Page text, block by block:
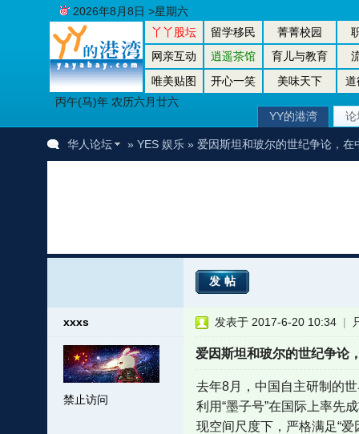
丫丫股坛 留学移民 菁菁校园
网亲互动
逍遥茶馆 育儿与教育
唯美贴图
开心一笑 美味天下
道
丙午(马)年 农历六月廿六
2026年8月8日 >星期六
YY的港湾 论
华人论坛 » YES 娱乐» 爱因斯坦和玻尔的世纪争论，在
发帖
xxxs
禁止访问
发表于 2017-6-20 10:34 |
爱因斯坦和玻尔的世纪争论
去年8月，中国自主研制的
利用“墨子号”在国际上率先
现空间尺度下，严格满足“